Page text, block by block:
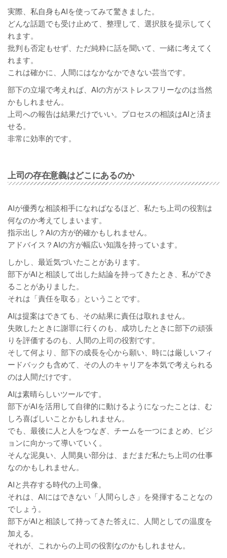
実際、私自身もAIを使ってみて驚きました。
どんな話題でも受け止めて、整理して、選択肢を提示してく
れます。
批判も否定もせず、ただ純粋に話を聞いて、一緒に考えてく
れます。
これは確かに、人間にはなかなかできない芸当です。
部下の立場で考えれば、AIの方がストレスフリーなのは当然
かもしれません。
上司への報告は結果だけでいい。プロセスの相談はAIと済ま
せる。
非常に効率的です。
上司の存在意義はどこにあるのか
AIが優秀な相談相手になればなるほど、私たち上司の役割は
何なのか考えてしまいます。
指示出し？AIの方が的確かもしれません。
アドバイス？AIの方が幅広い知識を持っています。
しかし、最近気づいたことがあります。
部下がAIと相談して出した結論を持ってきたとき、私ができ
ることがありました。
それは「責任を取る」ということです。
AIは提案はできても、その結果に責任は取れません。
失敗したときに謝罪に行くのも、成功したときに部下の頑張
りを評価するのも、人間の上司の役割です。
そして何より、部下の成長を心から願い、時には厳しいフィ
ードバックも含めて、その人のキャリアを本気で考えられる
のは人間だけです。
AIは素晴らしいツールです。
部下がAIを活用して自律的に動けるようになったことは、む
しろ喜ばしいことかもしれません。
でも、最後に人と人をつなぎ、チームを一つにまとめ、ビジ
ョンに向かって導いていく。
そんな泥臭い、人間臭い部分は、まだまだ私たち上司の仕事
なのかもしれません。
AIと共存する時代の上司像。
それは、AIにはできない「人間らしさ」を発揮することなの
でしょう。
部下がAIと相談して持ってきた答えに、人間としての温度を
加える。
それが、これからの上司の役割なのかもしれません。